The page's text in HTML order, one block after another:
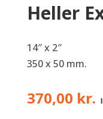
Heller
14″ x 2″
350 x 50 mm.
370,00 kr.